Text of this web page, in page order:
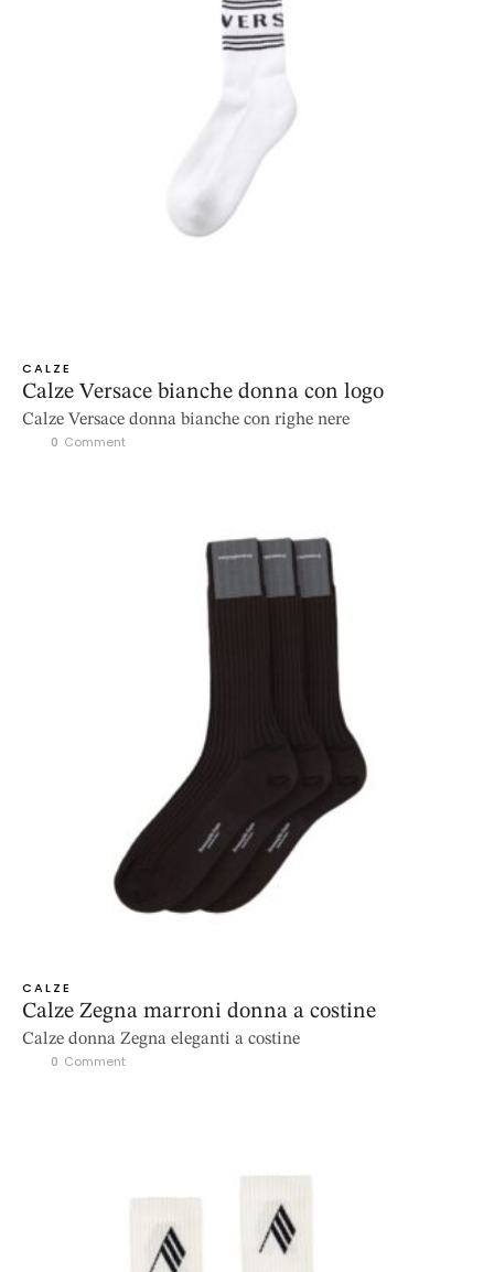
CALZE
Calze Versace bianche donna con logo
Calze Versace donna bianche con righe nere
0 Comment
CALZE
Calze Zegna marroni donna a costine
Calze donna Zegna eleganti a costine
0 Comment